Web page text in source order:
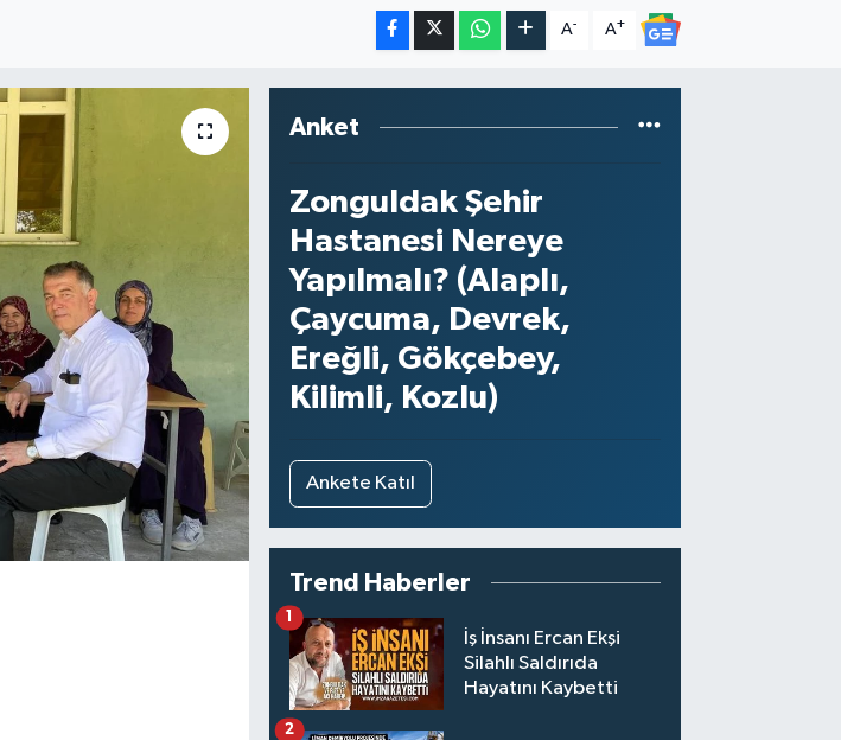
A- A+
Anket
Zonguldak Şehir
Hastanesi Nereye
Yapılmalı? (Alaplı,
Çaycuma, Devrek,
Ereğli, Gökçebey,
Kilimli, Kozlu)
Ankete Katıl
Trend Haberler
İş İnsanı Ercan Ekşi
Silahlı Saldırıda
Hayatını Kaybetti
1
2